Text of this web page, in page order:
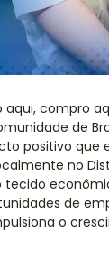
aqui, compro
de
positivo que
no
de
o